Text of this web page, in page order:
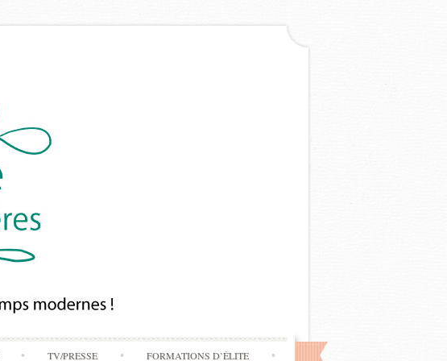
TV/PRESSE FORMATIONS D’ÉLITE